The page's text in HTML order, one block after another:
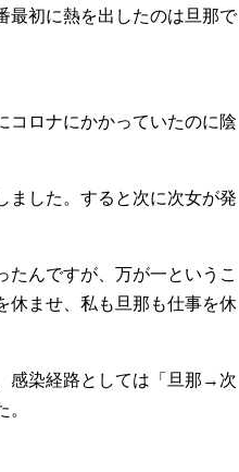
最初に熱を出したのは旦那で
コロナにかかっていたのに陰
ました。すると次に次女が発
んですが、万が一というこ
休ませ、私も旦那も仕事を休
感染経路としては「旦那→次